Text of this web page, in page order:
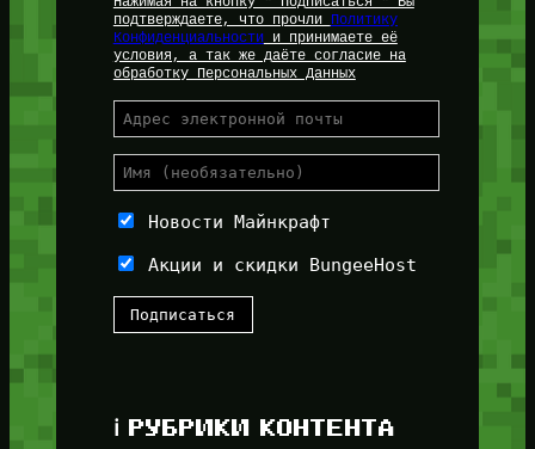
подтверждаете, что прочли
Политику
Конфиденциальностии принимаете её
условия, а так же даёте согласие на
обработку Персональных Данных
Новости Майнкрафт
Акции и скидки BungeeHost
ℹ️ РУБРИКИ КОНТЕНТА